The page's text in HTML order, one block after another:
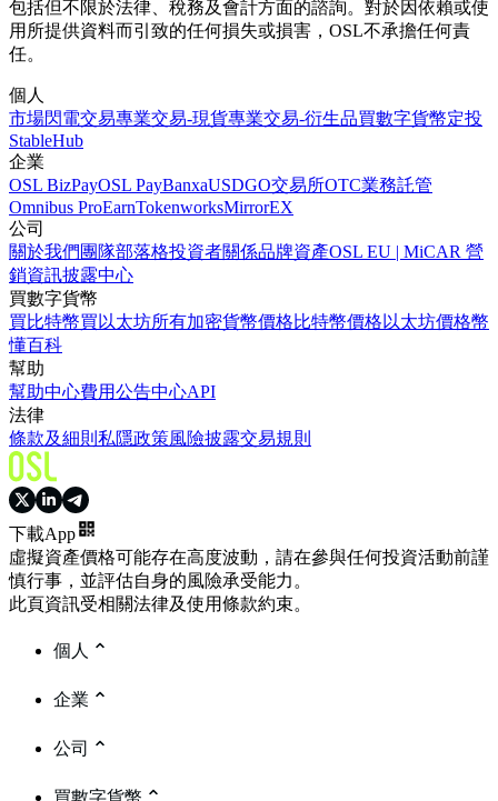
包括但不限於法律、稅務及會計方面的諮詢。對於因依賴或使
用所提供資料而引致的任何損失或損害，OSL不承擔任何責
任。
個人
市場閃電交易專業交易-現貨專業交易-衍生品買數字貨幣定投
StableHub
企業
OSL BizPayOSL PayBanxaUSDGO交易所OTC業務託管
Omnibus ProEarnTokenworksMirrorEX
公司
關於我們 團隊部落格投資者關係品牌資產OSL EU | MiCAR 營
銷資訊披露中心
買數字貨幣
買比特幣買以太坊所有加密貨幣價格比特幣價格 以太坊價格幣
懂百科
幫助
幫助中心費用公告中心API
法律
條款及細則 私隱政策風險披露交易規則
下載App
虛擬資產價格可能存在高度波動，請在參與任何投資活動前謹
慎行事，並評估自身的風險承受能力。
此頁資訊受相關法律及使用條款約束。
個人
企業
公司
買數字貨幣